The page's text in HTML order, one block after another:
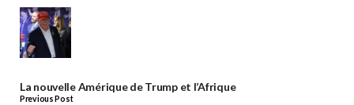
La nouvelle Amérique de Trump et l’Afrique
Previous Post